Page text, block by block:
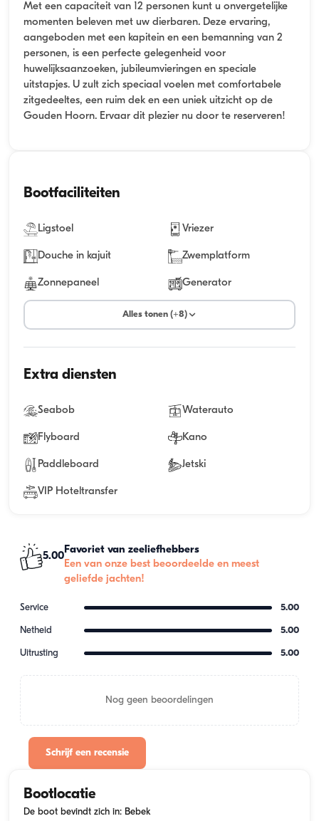
Met een capaciteit van 12 personen kunt u onvergetelijke
momenten beleven met uw dierbaren. Deze ervaring,
aangeboden met een kapitein en een bemanning van 2
personen, is een perfecte gelegenheid voor
huwelijksaanzoeken, jubileumvieringen en speciale
uitstapjes. U zult zich speciaal voelen met comfortabele
zitgedeeltes, een ruim dek en een uniek uitzicht op de
Gouden Hoorn. Ervaar dit plezier nu door te reserveren!
Bootfaciliteiten
Ligstoel Vriezer
Douche in kajuit Zwemplatform
Zonnepaneel Generator
Alles tonen (+8)
Extra diensten
Seabob Waterauto
Flyboard Kano
Paddleboard Jetski
VIP Hoteltransfer
5.00
Favoriet van zeeliefhebbers
Een van onze best beoordeelde en meest
geliefde jachten!
Service 5.00
Netheid 5.00
Uitrusting 5.00
Nog geen beoordelingen
Schrijf een recensie
Bootlocatie
De boot bevindt zich in: Bebek